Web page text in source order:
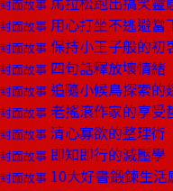
封面故事
封面故事 用心打坐不逃避當
封面故事 保持小王子般的初
封面故事 四句話釋放壞情緒
封面故事 追隨小候鳥探索的
封面故事 老搖滾作家的享受
封面故事 清心寡欲的整理術
封面故事 即知即行的減壓學
封面故事 10大好書鍛鍊生活